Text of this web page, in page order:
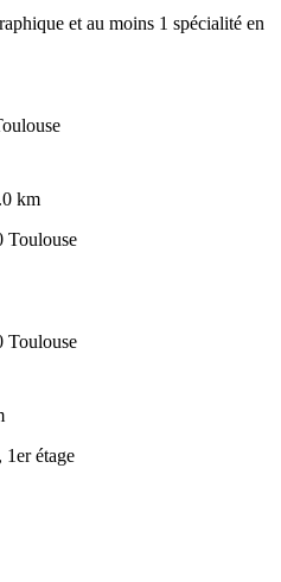
et au moins 1 spécialité en
km
Toulouse
Toulouse
, 1er étage